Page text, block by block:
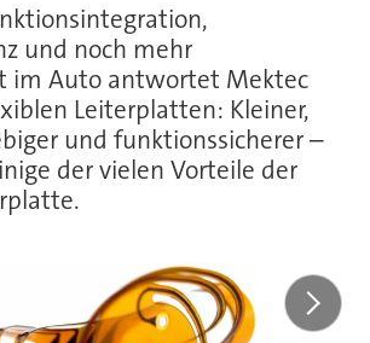
und noch mehr
im Auto antwortet Mektec
Leiterplatten: Kleiner,
und funktionssicherer –
der vielen Vorteile der